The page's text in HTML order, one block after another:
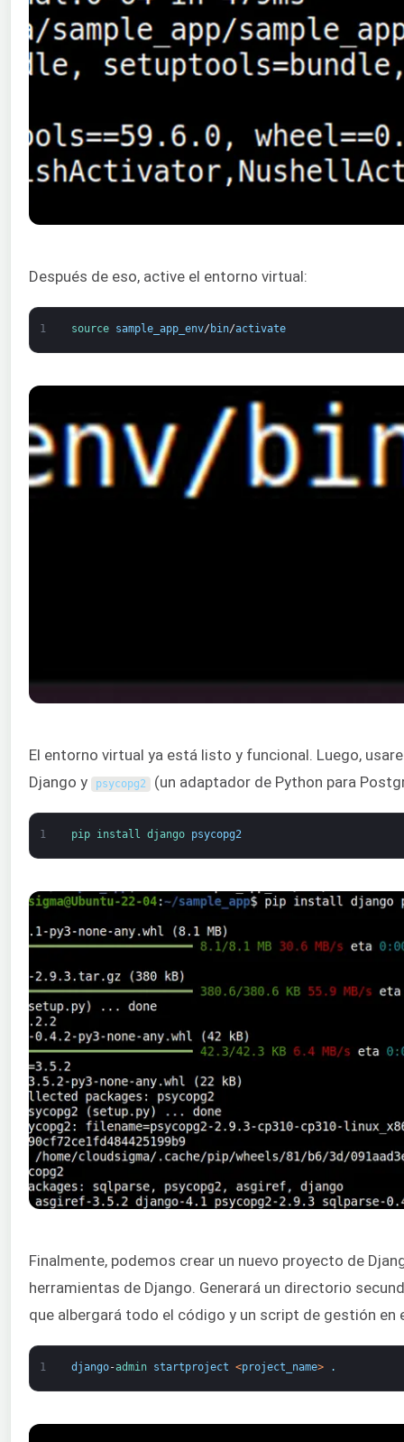
Después de eso, active el entorno virtual:
1 source sample_app_env/ bin/activate
El entorno virtual ya está listo y funcional. Luego,
Django y
psycopg2 (un adaptador de Python para
1 pip install django psycopg2
Finalmente, podemos crear un nuevo proyecto de
herramientas de Django. Generará un directorio
que albergará todo el código y un script de gestión en
1 django-admin startproject <project_name> .